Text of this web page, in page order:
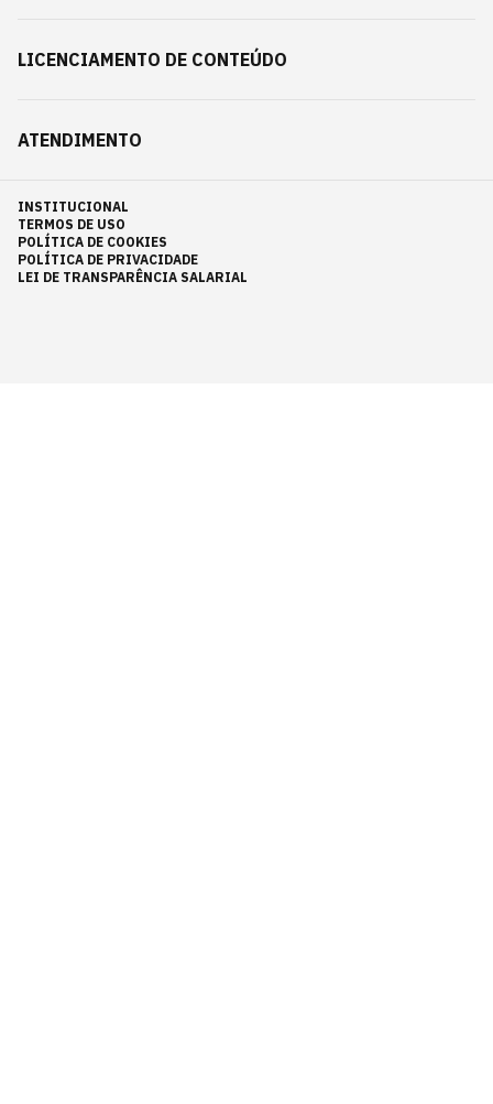
LICENCIAMENTO DE CONTEÚDO
ATENDIMENTO
INSTITUCIONAL
TERMOS DE USO
POLÍTICA DE COOKIES
POLÍTICA DE PRIVACIDADE
LEI DE TRANSPARÊNCIA SALARIAL